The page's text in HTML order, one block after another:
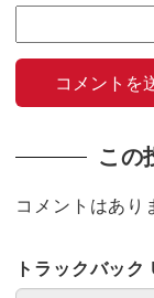
この
コメントはあり
トラックバック